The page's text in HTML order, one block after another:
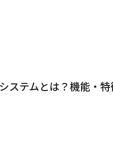
ステムとは？機能・